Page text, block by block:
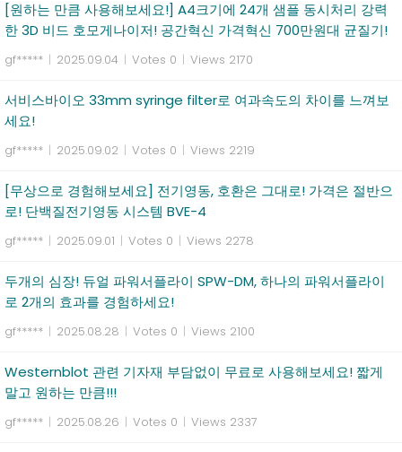
[원하는 만큼 사용해보세요!] A4크기에 24개 샘플 동시처리 강력
한 3D 비드 호모게나이저! 공간혁신 가격혁신 700만원대 균질기!
gf***** | 2025.09.04 | Votes 0 | Views 2170
서비스바이오 33mm syringe filter로 여과속도의 차이를 느껴보
세요!
gf***** | 2025.09.02 | Votes 0 | Views 2219
[무상으로 경험해보세요] 전기영동, 호환은 그대로! 가격은 절반으
로! 단백질전기영동 시스템 BVE-4
gf***** | 2025.09.01 | Votes 0 | Views 2278
두개의 심장! 듀얼 파워서플라이 SPW-DM, 하나의 파워서플라이
로 2개의 효과를 경험하세요!
gf***** | 2025.08.28 | Votes 0 | Views 2100
Westernblot 관련 기자재 부담없이 무료로 사용해보세요! 짧게
말고 원하는 만큼!!!
gf***** | 2025.08.26 | Votes 0 | Views 2337